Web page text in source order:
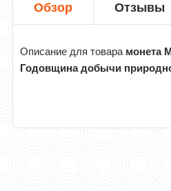
Обзор Отзывы
Описание для товара монета
Годовщина добычи